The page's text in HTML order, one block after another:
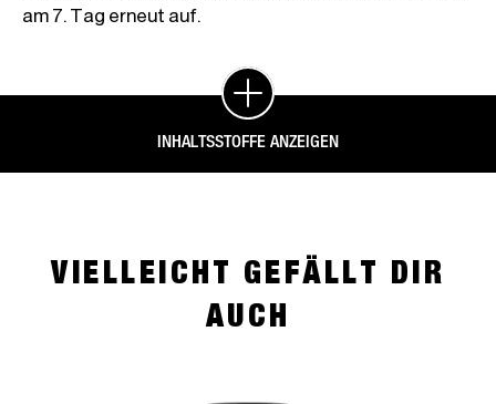
am 7. Tag erneut auf.
INHALTSSTOFFE ANZEIGEN
VIELLEICHT GEFÄLLT DIR
AUCH